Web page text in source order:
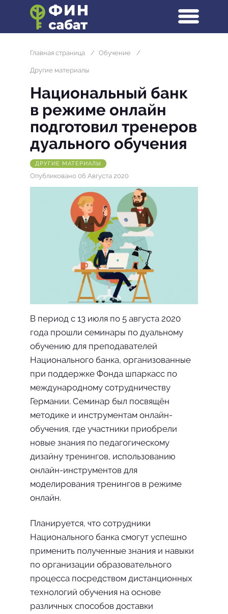
Главная страница / Обучение /
Другие материалы
Национальный банк
в режиме онлайн
подготовил тренеров
дуального обучения
ДРУГИЕ МАТЕРИАЛЫ
Опубликовано 06 Августа 2020
В период с 13 июля по 5 августа 2020
года прошли семинары по дуальному
обучению для преподавателей
Национального банка, организованные
при поддержке Фонда шпаркасс по
международному сотрудничеству
Германии. Семинар был посвящён
методике и инструментам онлайн-
обучения, где участники приобрели
новые знания по педагогическому
дизайну тренингов, использованию
онлайн-инструментов для
моделирования тренингов в режиме
онлайн.
Планируется, что сотрудники
Национального банка смогут успешно
применить полученные знания и навыки
по организации образовательного
процесса посредством дистанционных
технологий обучения на основе
различных способов доставки